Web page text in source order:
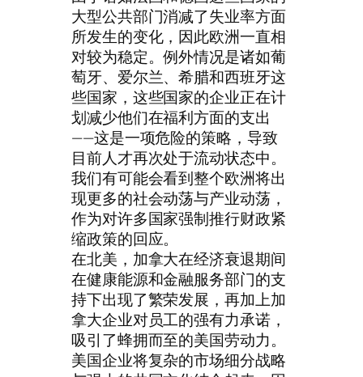
大型公共部门消减了失业率方面
所发生的变化，因此欧洲一直相
对较为稳定。例外情况是诸如葡
萄牙、爱尔兰、希腊和西班牙这
些国家，这些国家的企业正在计
划减少他们在福利方面的支出
——这是一项危险的策略，导致
目前人才再次处于流动状态中。
我们有可能会看到整个欧洲将出
现更多的社会动荡与产业动荡，
作为对许多国家强制推行财政紧
缩政策的回应。
在北美，加拿大在经济衰退期间
在健康能源和金融服务部门的支
持下出现了繁荣发展，再加上加
拿大企业对员工的强有力承诺，
吸引了蜂拥而至的美国劳动力。
美国企业将复杂的市场细分战略